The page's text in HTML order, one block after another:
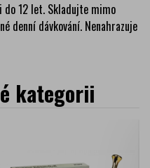
do 12 let. Skladujte mimo
denní dávkování. Nenahrazuje
kategorii